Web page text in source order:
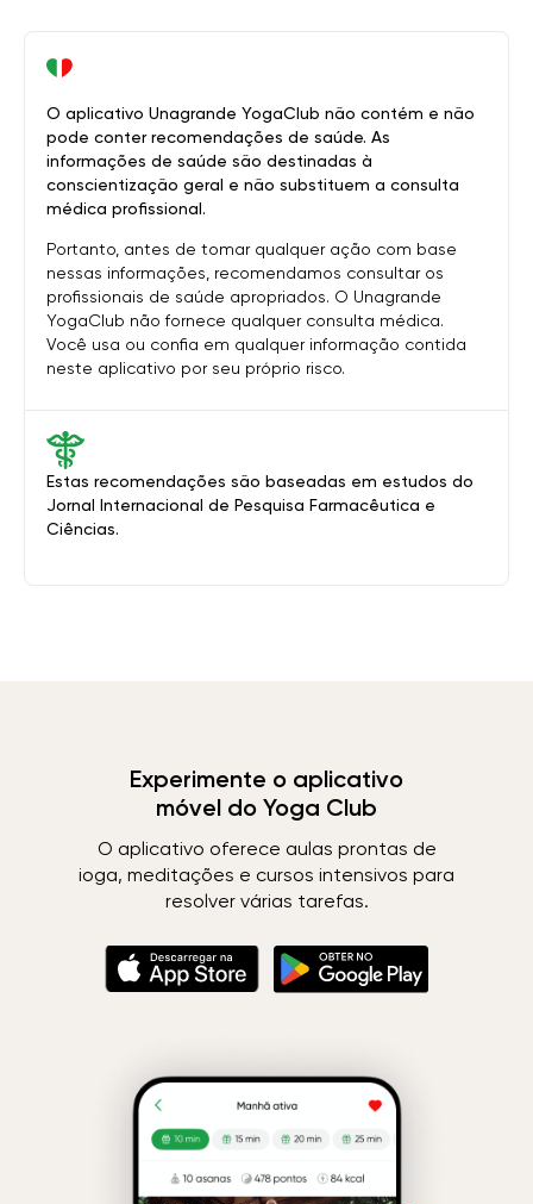
Estas recomendações são baseadas em estudos do
Jornal Internacional de Pesquisa Farmacêutica e
Ciências.
O aplicativo Unagrande YogaClub não contém e não
pode conter recomendações de saúde. As
informações de saúde são destinadas à
conscientização geral e não substituem a consulta
médica profissional.
Portanto, antes de tomar qualquer ação com base
nessas informações, recomendamos consultar os
profissionais de saúde apropriados. O Unagrande
YogaClub não fornece qualquer consulta médica.
Você usa ou confia em qualquer informação contida
neste aplicativo por seu próprio risco.
Experimente o aplicativo
móvel do Yoga Club
O aplicativo oferece aulas prontas de
ioga, meditações e cursos intensivos para
resolver várias tarefas.